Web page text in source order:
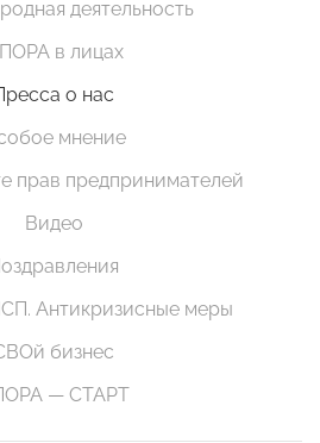
деятельность
в лицах
о нас
мнение
прав предпринимателей
Видео
Антикризисные меры
бизнес
— СТАРТ